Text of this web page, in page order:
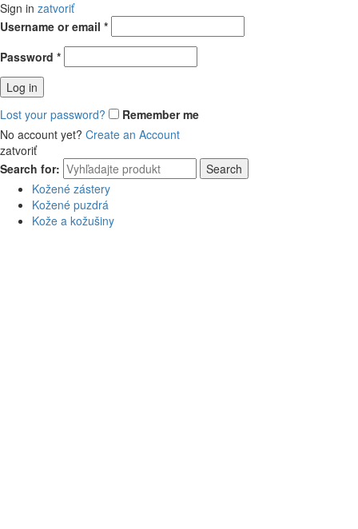
Sign in zatvoriť
Username or email *
Password *
Log in
Lost your password?
Remember me
No account yet? Create an Account
zatvoriť
Search for:
Search
Kožené zástery
Kožené puzdrá
Kože a kožušiny